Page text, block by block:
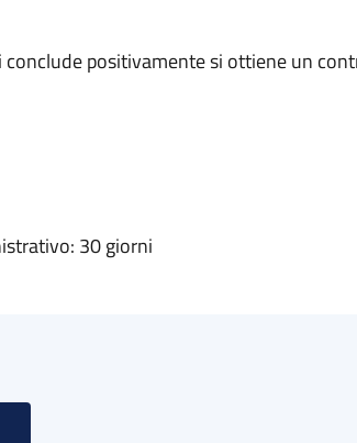
positivamente si ottiene un
30 giorni